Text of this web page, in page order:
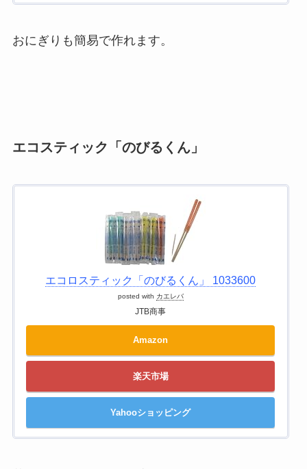
おにぎりも簡易で作れます。
エコスティック「のびるくん」
エコロスティック「のびるくん」 1033600
posted with カエレバ
JTB商事
Amazon
楽天市場
Yahooショッピング